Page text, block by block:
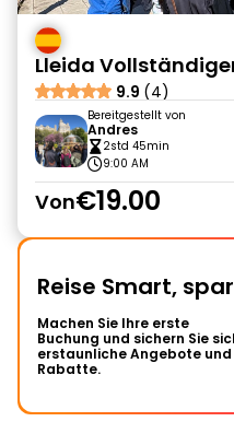
Lleida
9.9 (4)
Bereitgestellt von
Andres
2std 45min
9:00 AM
Von€19.00
Reise Smart,
Machen Sie Ihre erste
Buchung und sichern Sie
erstaunliche Angebote und
Rabatte.